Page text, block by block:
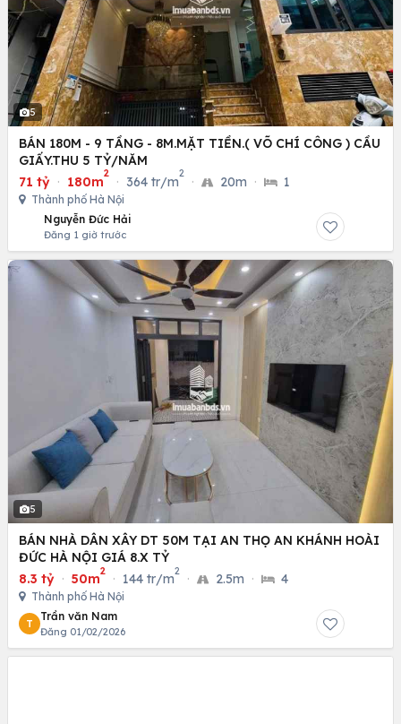
5
BÁN 180M - 9 TẦNG - 8M.MẶT TIỀN.( VÕ CHÍ CÔNG ) CẦU
GIẤY.THU 5 TỶ/NĂM
71 tỷ · 180m
2
· 364 tr/m
2
· 20m · 1
Thành phố Hà Nội
Nguyễn Đức Hải
Đăng 1 giờ trước
5
BÁN NHÀ DÂN XÂY DT 50M TẠI AN THỌ AN KHÁNH HOÀI
ĐỨC HÀ NỘI GIÁ 8.X TỶ
8.3 tỷ · 50m
2
· 144 tr/m
2
· 2.5m · 4
Thành phố Hà Nội
T
Trần văn Nam
Đăng 01/02/2026